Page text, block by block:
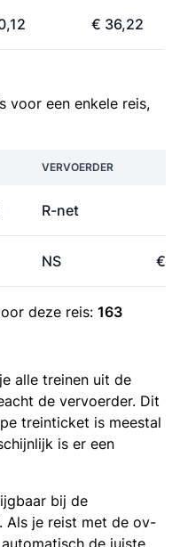
€ 36,22
voor een enkele reis,
VERVOERDER
R-net
NS €
deze reis: 163
alle treinen uit de
de vervoerder. Dit
treinticket is meestal
is er een
bij de
je reist met de ov-
de juiste